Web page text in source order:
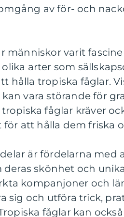
av för- och
människor varit
arter som
hålla tropiska fåglar.
vara störande för
fåglar kräver
att hålla dem friska
är fördelarna med
deras skönhet och
kompanjoner och
sig och utföra trick,
fåglar kan